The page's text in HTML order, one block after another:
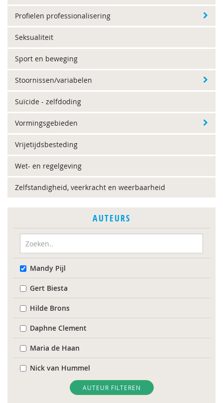
Profielen professionalisering
Seksualiteit
Sport en beweging
Stoornissen/variabelen
Suïcide - zelfdoding
Vormingsgebieden
Vrijetijdsbesteding
Wet- en regelgeving
Zelfstandigheid, veerkracht en weerbaarheid
AUTEURS
Mandy Pijl
Gert Biesta
Hilde Brons
Daphne Clement
Maria de Haan
Nick van Hummel
AUTEUR FILTEREN